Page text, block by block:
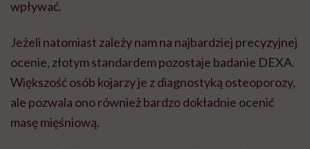
wpływać.
Jeżeli natomiast zależy nam na najbardziej precyzyjnej
ocenie, złotym standardem pozostaje badanie DEXA.
Większość osób kojarzy je z diagnostyką osteoporozy,
ale pozwala ono również bardzo dokładnie ocenić
masę mięśniową.